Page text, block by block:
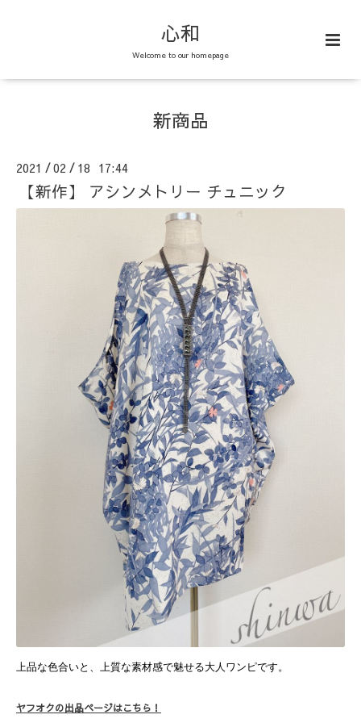
心和
Welcome to our homepage
新商品
2021 /02 / 18 17:44
【新作】 アシンメトリー チュニック
上品な色合いと、上質な素材感で魅せる大人ワンピです。
ヤフオクの出品ページはこちら！